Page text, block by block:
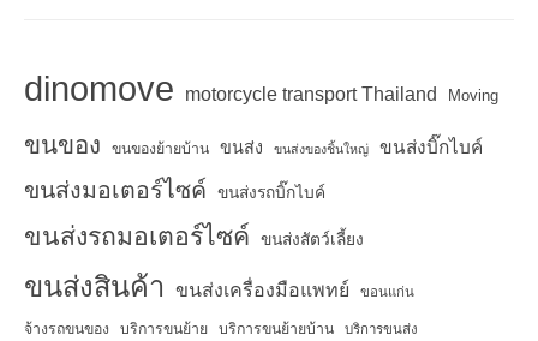
dinomove motorcycle transport Thailand Moving
ขนของ ขนของย้ายบ้าน ขนส่ง ขนส่งของชิ้นใหญ่ ขนส่งบิ๊กไบค์
ขนส่งมอเตอร์ไซค์ ขนส่งรถบิ๊กไบค์
ขนส่งรถมอเตอร์ไซค์ ขนส่งสัตว์เลี้ยง
ขนส่งสินค้า ขนส่งเครื่องมือแพทย์ ขอนแก่น
จ้างรถขนของ บริการขนย้าย บริการขนย้ายบ้าน บริการขนส่ง